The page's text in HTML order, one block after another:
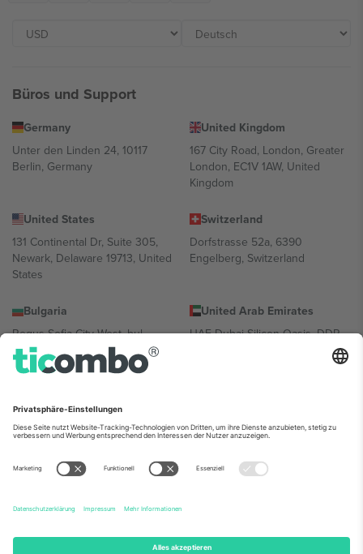
Büros und Support
Germany
Unter den Linden 24, 10117
Berlin, Germany
United Kingdom
167 City Road, London, Greater
London, EC1V 1AW, United
Kingdom
United States
131 Continental Dr, Suite 305,
Newark, Delaware 19713, United
States
Switzerland
Dorfstrasse 52a, 6390
Engelberg, Switzerland
Bulgaria
Regus Sofia City West, bul
Totleben 53-55, 1606 Sofia,
Bulgaria
United Arab Emirates
UAE Dubai Silicon Oasis, DDP
Building A1, Office 302, Dubai,
Mexico
Av Chapultepec 360, Roma
Norte, Cuauhtémoc, 06700
Ciudad de México, CDMX,
Mexico
Die juristische Person des Plattformanbieters kann je nach
Informationen finden Sie auf der jeweiligen Veranstaltungsseite, im